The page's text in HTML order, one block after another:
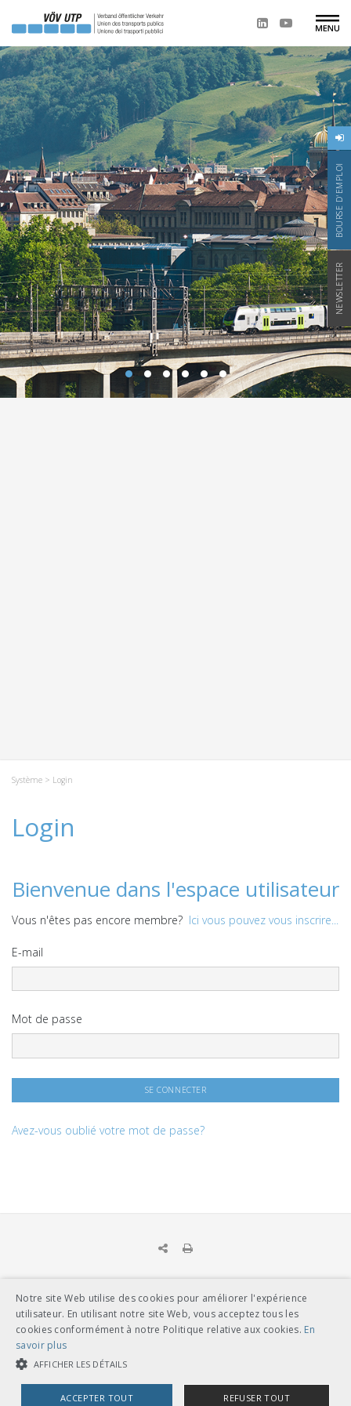
BOURSE D'EMPLOI
NEWSLETTER
Système > Login
Login
Bienvenue dans l'espace utilisateur
Vous n'êtes pas encore membre? Ici vous pouvez vous inscrire...
E-mail
Mot de passe
Avez-vous oublié votre mot de passe?
UNION DES TRANSPORTS PUBLICS
Dählhölzliweg 12
Tél. en contact direct avec l’équipe de l’UTP
info@utp.ch
Plan d'accès
Notre site Web utilise des cookies pour améliorer l'expérience
utilisateur. En utilisant notre site Web, vous acceptez tous les
cookies conformément à notre Politique relative aux cookies. En
savoir plus
AFFICHER LES DÉTAILS
ACCEPTER TOUT REFUSER TOUT